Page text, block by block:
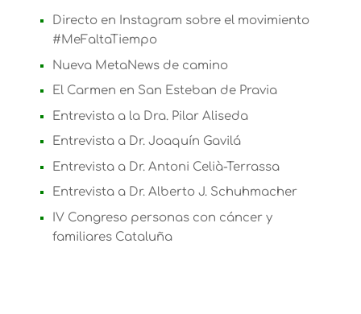
Directo en Instagram sobre el movimiento
#MeFaltaTiempo
Nueva MetaNews de camino
El Carmen en San Esteban de Pravia
Entrevista a la Dra. Pilar Aliseda
Entrevista a Dr. Joaquín Gavilá
Entrevista a Dr. Antoni Celià-Terrassa
Entrevista a Dr. Alberto J. Schuhmacher
IV Congreso personas con cáncer y
familiares Cataluña